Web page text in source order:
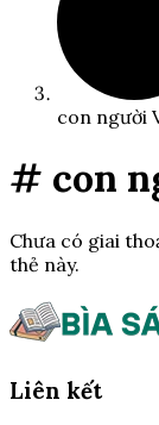
con người
# con
Chưa có giai
thẻ này.
Liên kết